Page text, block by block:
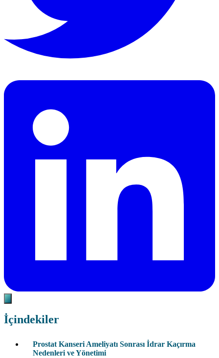
İçindekiler
Prostat Kanseri Ameliyatı Sonrası İdrar Kaçırma
Nedenleri ve Yönetimi